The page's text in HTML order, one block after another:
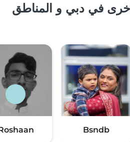
في دبي و المناطق
Bsndb